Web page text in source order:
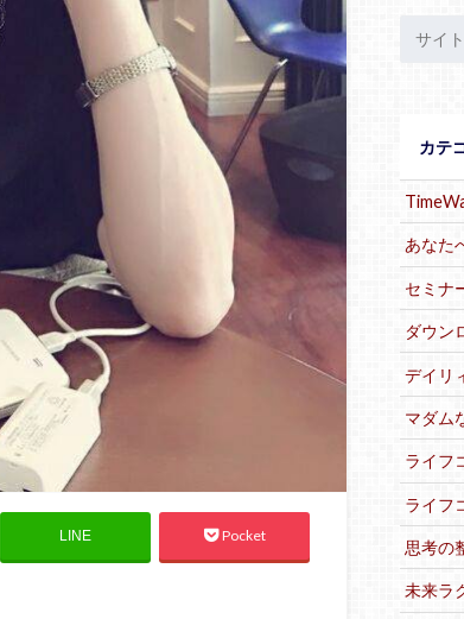
LINE Pocket
カテ
あなた
セミナ
ダウン
デイリ
マダム
ライフ
ライフ
思考の
未来ラ